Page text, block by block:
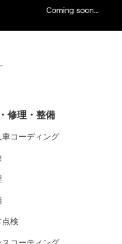
修理・整備
車コーディング
点検